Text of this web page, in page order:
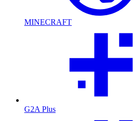
MINECRAFT
G2A Plus